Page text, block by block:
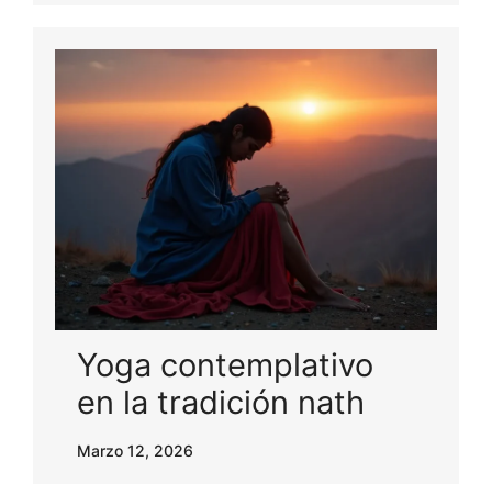
Yoga contemplativo
en la tradición nath
Marzo 12, 2026